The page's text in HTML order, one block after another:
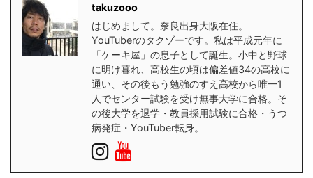
takuzooo
はじめまして。奈良出身大阪在住。
YouTuberのタクゾーです。私は平成元年に
「ケーキ屋」の息子として誕生。小中と野球
に明け暮れ、高校生の頃は偏差値34の高校に
通い、その後もう勉強のすえ高校から唯一1
人でセンター試験を受け無事大学に合格。そ
の後大学を退学・教員採用試験に合格・うつ
病発症・YouTuber転身。